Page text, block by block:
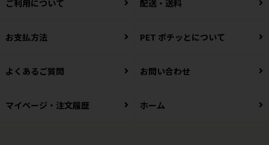
ご利用について 配送・送料
お支払方法 PET ポチッとについて
よくあるご質問 お問い合わせ
マイページ・注文履歴 ホーム